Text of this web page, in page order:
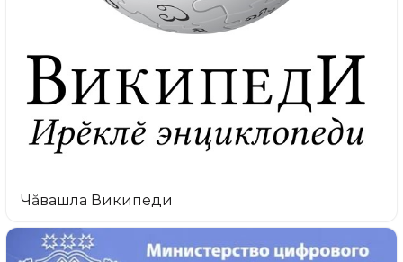
Чăвашла Википеди